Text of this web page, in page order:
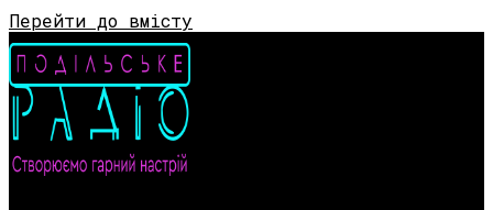
Перейти до вмісту